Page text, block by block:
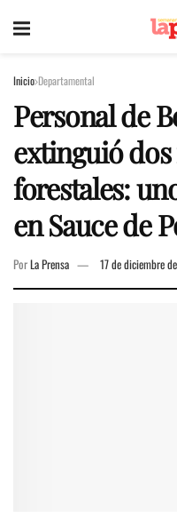
Inicio Departamental
Personal de
extinguió
forestales:
en Sauce de
PorLa Prensa 17 de diciembre